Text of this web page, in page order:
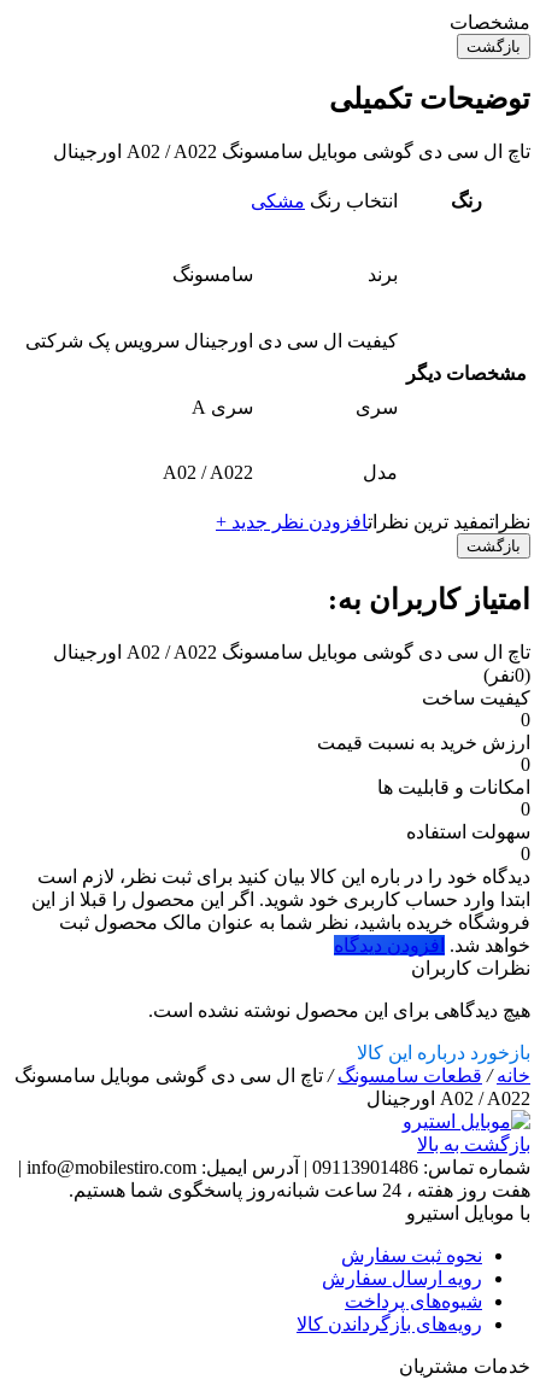
مشخصات
بازگشت
توضیحات تکمیلی
تاچ ال سی دی گوشی موبایل سامسونگ A02 / A022 اورجینال
رنگ انتخاب رنگ مشکی
مشخصات دیگر
برند سامسونگ
کیفیت ال سی دی اورجینال سرویس پک شرکتی
سری سری A
مدل A02 / A022
نظراتمفید ترین نظراتافزودن نظر جدید +
بازگشت
امتیاز کاربران به:
تاچ ال سی دی گوشی موبایل سامسونگ A02 / A022 اورجینال
(0نفر)
کیفیت ساخت
0
ارزش خرید به نسبت قیمت
0
امکانات و قابلیت ها
0
سهولت استفاده
0
دیدگاه خود را در باره این کالا بیان کنید برای ثبت نظر، لازم است
ابتدا وارد حساب کاربری خود شوید. اگر این محصول را قبلا از این
فروشگاه خریده باشید، نظر شما به عنوان مالک محصول ثبت
خواهد شد. افزودن دیدگاه
نظرات کاربران
هیچ دیدگاهی برای این محصول نوشته نشده است.
بازخورد درباره این کالا
خانه/ قطعات سامسونگ/ تاچ ال سی دی گوشی موبایل سامسونگ
A02 / A022 اورجینال
بازگشت به بالا
شماره تماس: 09113901486
| آدرس ایمیل: info@mobilestiro.com
|
هفت روز هفته ، 24 ساعت شبانه‌روز پاسخگوی شما هستیم.
با موبایل استیرو
نحوه ثبت سفارش
رویه ارسال سفارش
شیوه‌های پرداخت
رویه‌های بازگرداندن کالا
خدمات مشتریان